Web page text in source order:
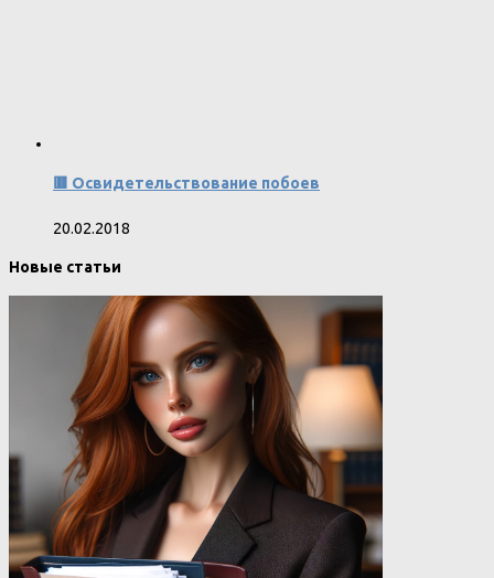
🟥 Освидетельствование побоев
20.02.2018
Новые статьи